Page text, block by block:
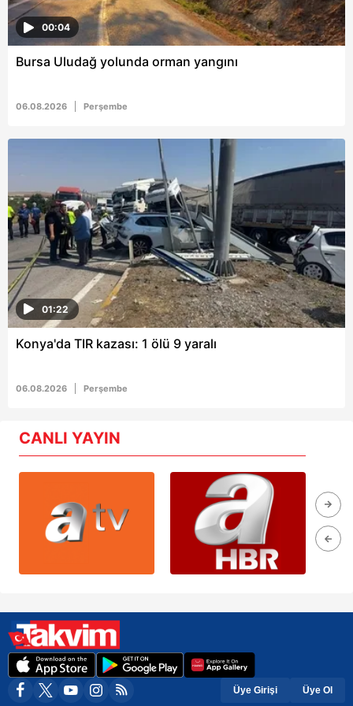
00:04
Bursa Uludağ yolunda orman yangını
06.08.2026 Perşembe
01:22
Konya'da TIR kazası: 1 ölü 9 yaralı
06.08.2026 Perşembe
CANLI YAYIN
Üye Girişi Üye Ol